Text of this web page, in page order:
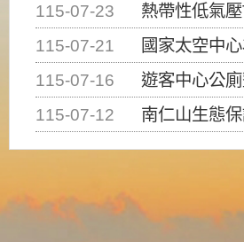
115-07-23
熱帶性低氣
115-07-21
國家太空中心為辦理2026台灣盃火箭競賽，陸、
115-07-16
遊客中心公
115-07-12
南仁山生態保護區步道已完成修復，自115年7月13